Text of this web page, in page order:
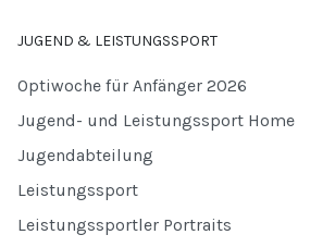
JUGEND & LEISTUNGSSPORT
Optiwoche für Anfänger 2026
Jugend- und Leistungssport Home
Jugendabteilung
Leistungssport
Leistungssportler Portraits